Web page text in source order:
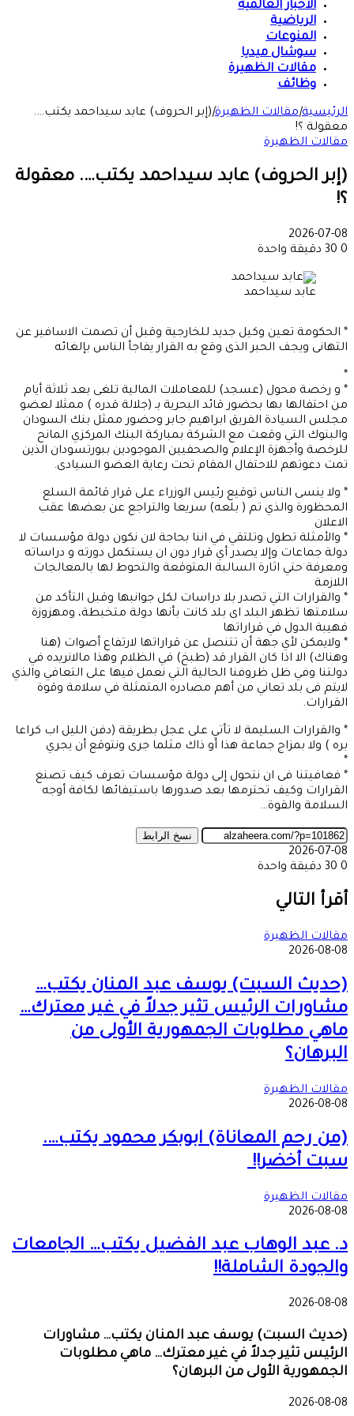
الأخبار العالمية
الرياضية
المنوعات
سوشال ميديا
مقالات الظهيرة
وظائف
الرئيسية|مقالات الظهيرة|(إبر الحروف) عابد سيداحمد يكتب….
معقولة ؟!
مقالات الظهيرة
(إبر الحروف) عابد سيداحمد يكتب…. معقولة
؟!
2026-07-08
0
دقيقة واحدة
عابد سيداحمد
* الحكومة تعين وكيل جديد للخارجية وقبل أن تصمت الاسافير عن
التهانى ويجف الحبر الذى وقع به القرار يفاجأ الناس بإلغائه
*
* و رخصة محول (عسجد) للمعاملات المالية تلغى بعد ثلاثة أيام
من احتفالها بها بحضور قائد البحرية بـ (جلالة قدره ) ممثلا لعضو
مجلس السيادة الفريق ابراهيم جابر وحضور ممثل بنك السودان
والبنوك التي وقعت مع الشركة بمباركة البنك المركزي المانح
للرخصة وأجهزة الإعلام والصحفيين الموجودين ببورتسودان الذين
تمت دعوتهم للاحتفال المقام تحت رعاية العضو السيادى.
* ولا ينسى الناس توقيع رئيس الوزراء على قرار قائمة السلع
المحظورة والذي تم ( بلعه) سريعا والتراجع عن بعضها عقب
الاعلان
* والأمثلة تطول وتلتقي في اننا بحاجة لان نكون دولة مؤسسات لا
دولة جماعات وإلا يصدر أي قرار دون ان يستكمل دورته و دراساته
ومعرفة حتي اثارة السالبة المتوقعة والتحوط لها بالمعالجات
اللازمة
* والقرارات التي تصدر بلا دراسات لكل جوانبها وقبل التأكد من
سلامتها تظهر البلد اى بلد كانت بأنها دولة متخبطة، ومهزوزة
فهيبة الدول في قراراتها
* ولايمكن لأي جهة أن تتنصل عن قراراتها لارتفاع أصوات (هنا
وهناك) الا اذا كان القرار قد (طبخ) في الظلام وهذا مالانريده في
دولتنا وفي ظل ظروفنا الحالية التي نعمل فيها على التعافي والذي
لايتم فى بلد تعاني من أهم مصادره المتمثلة في سلامة وقوة
القرارات.
* والقرارات السليمة لا تأتي على عجل بطريقة (دفن الليل اب كراعا
بره ) ولا بمزاج جماعة هذا أو ذاك مثلما جرى ونتوقع أن يجري
*
* فعافيتنا فى ان نتحول إلى دولة مؤسسات تعرف كيف تصنع
القرارات وكيف تحترمها بعد صدورها باستيفائها لكافة أوجه
السلامة والقوة…
نسخ الرابط
2026-07-08
0
دقيقة واحدة
عبر
البريد
أقرأ التالي
مقالات الظهيرة
2026-08-08
(حديث السبت) يوسف عبد المنان يكتب…
مشاورات الرئيس تثير جدلاً في غير معترك…
ماهي مطلوبات الجمهورية الأولى من
البرهان؟
مقالات الظهيرة
2026-08-08
(من رحم المعاناة) ابوبكر محمود يكتب….
سبت أخضر!!
مقالات الظهيرة
2026-08-08
د. عبد الوهاب عبد الفضيل يكتب… الجامعات
والجودة الشاملة!!
2026-08-08
(حديث السبت) يوسف عبد المنان يكتب… مشاورات
الرئيس تثير جدلاً في غير معترك… ماهي مطلوبات
الجمهورية الأولى من البرهان؟
2026-08-08